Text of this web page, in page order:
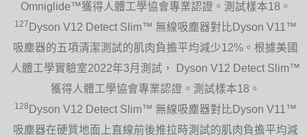
Omniglide™獲得人體工學協會專業認證。測試樣本18。
127 Dyson V12 Detect Slim™ 無線吸塵器對比Dyson V11™
吸塵器的五項清潔測試的肌肉負擔平均減少12%。根據美國
人體工學實驗室2022年3月測試， Dyson V12 Detect Slim™
獲得人體工學協會專業認證。測試樣本18。
128 Dyson V12 Detect Slim™ 無線吸塵器對比Dyson V11™
吸塵器在硬質地面上直線前後推拉時測試的肌肉負擔平均減